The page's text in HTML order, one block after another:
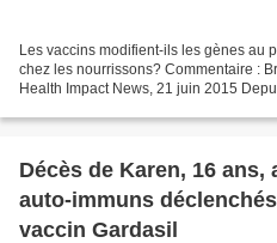
Les vaccins modifient-ils les gènes au
chez les nourrissons? Commentaire :
Health Impact News, 21 juin 2015
Décès de Karen, 16
auto-immuns
vaccin Gardasil